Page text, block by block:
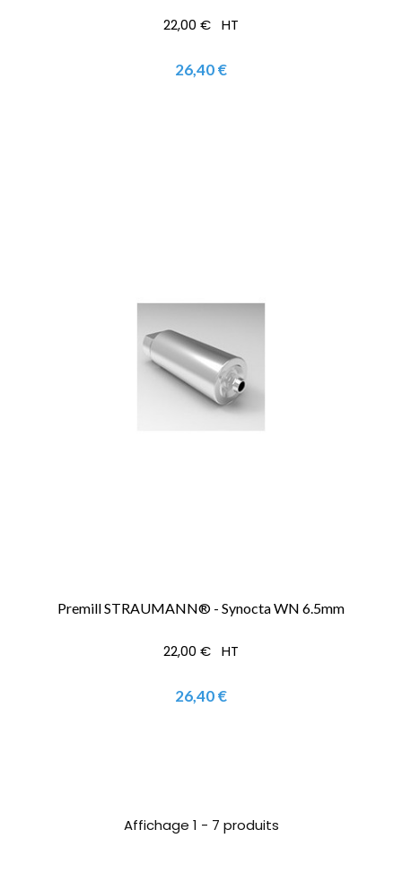
22,00 € HT
26,40 €
Premill STRAUMANN® - Synocta WN 6.5mm
22,00 € HT
26,40 €
Affichage 1 - 7 produits